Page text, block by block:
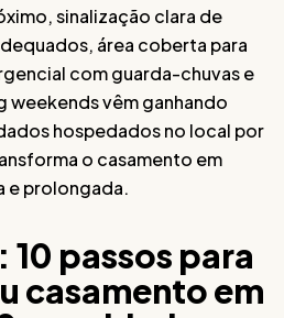
sinalização clara de
área coberta para
com guarda-chuvas e
weekends vêm ganhando
hospedados no local por
o casamento em
e prolongada.
10 passos para
casamento em